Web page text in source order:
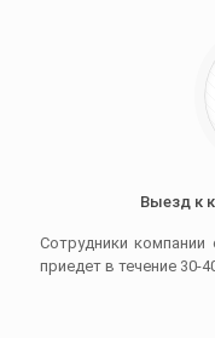
Выезд к
Сотрудники
приедет в течение 30-